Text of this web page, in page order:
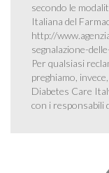
secondo le
Italiana del
http://
segnalazione-
Per qualsiasi
preghiamo,
Diabetes Care
con i responsabili